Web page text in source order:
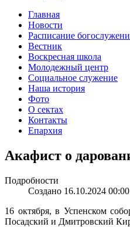
Главная
Новости
Расписание
Вестник
Воскресная школа
Молодежный центр
Социальное служение
Наша история
Фото
О сектах
Контакты
Епархия
Акафист о
Подробности
Создано 16.10.2024 00:00
16 октября, в Успенском
Посадский и Дмитровский